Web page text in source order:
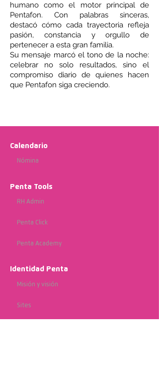
humano como el motor principal de
Pentafon. Con palabras sinceras,
destacó cómo cada trayectoria refleja
pasión, constancia y orgullo de
pertenecer a esta gran familia.
Su mensaje marcó el tono de la noche:
celebrar no solo resultados, sino el
compromiso diario de quienes hacen
que Pentafon siga creciendo.
Calendario
Nómina
Penta Tools
RH Admin
Penta Click
Penta Academy
Identidad Penta
Misión y visión
Sites